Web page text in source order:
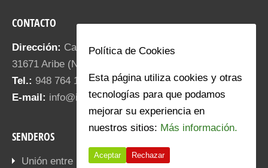
CONTACTO
Dirección: Calle Santa María 18.
31671 Aribe (NAVARRA)
Tel.: 948 764 187
E-mail: info@iratiaritza.com
SENDEROS
Unión entre pueblos
Política de Cookies
Esta página utiliza cookies y otras
tecnologías para que podamos
mejorar su experiencia en
nuestros sitios: Más información.
Aceptar Rechazar